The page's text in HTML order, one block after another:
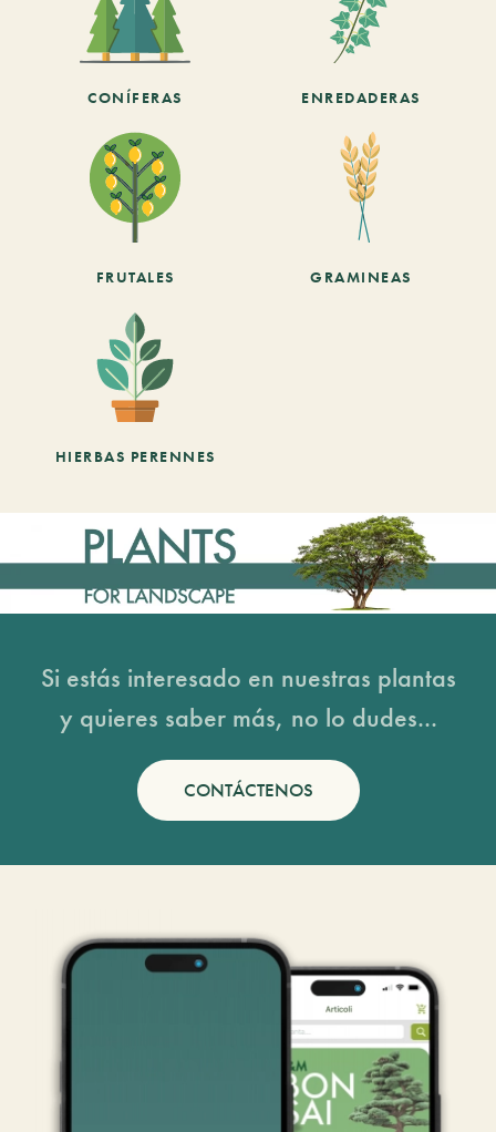
CONÍFERAS ENREDADERAS
FRUTALES GRAMINEAS
HIERBAS PERENNES
Si estás interesado en nuestras plantas
y quieres saber más, no lo dudes...
CONTÁCTENOS